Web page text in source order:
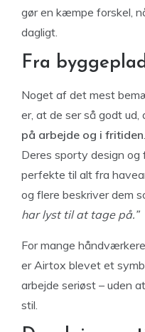
gør en kæmpe forskel,
dagligt.
Fra
Noget af det mest
er, at de ser så godt ud,
på arbejde og i fritiden
Deres sporty design og
perfekte til alt fra
og flere beskriver dem
har lyst til at tage på.”
For mange
er Airtox blevet et
arbejde seriøst – uden
stil.